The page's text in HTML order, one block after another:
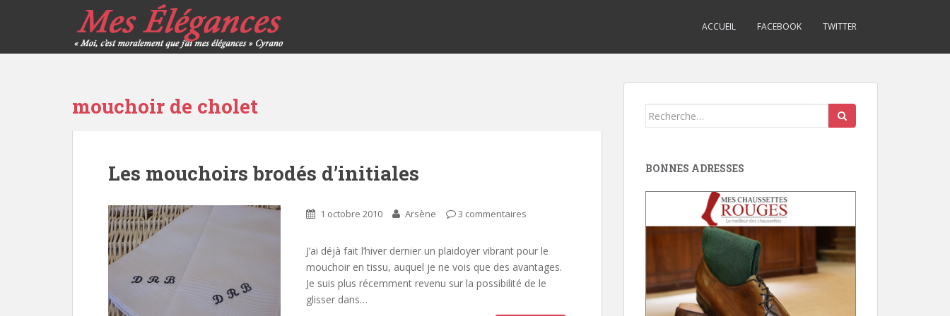
ACCUEIL FACEBOOK TWITTER
mouchoir de cholet
Les mouchoirs brodés d’initiales
1 octobre 2010 Arsène 3 commentaires
J’ai déjà fait l’hiver dernier un plaidoyer vibrant pour le
mouchoir en tissu, auquel je ne vois que des avantages.
Je suis plus récemment revenu sur la possibilité de le
glisser dans…
Search
BONNES ADRESSES